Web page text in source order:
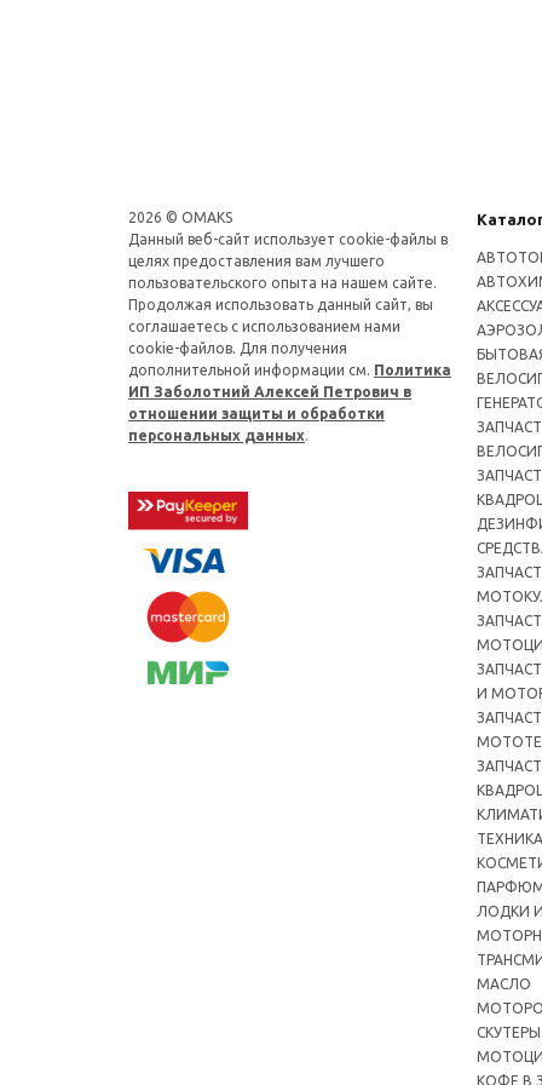
2026 © OMAKS
Данный веб-сайт использует cookie-файлы в
целях предоставления вам лучшего
пользовательского опыта на нашем сайте.
Продолжая использовать данный сайт, вы
соглашаетесь с использованием нами
cookie-файлов. Для получения
дополнительной информации см. Политика
ИП Заболотний Алексей Петрович в
отношении защиты и обработки
персональных данных.
И
ТЕХНИКА
ЛОДКИ
МАСЛО
СКУТЕРЫ
КОФЕ В